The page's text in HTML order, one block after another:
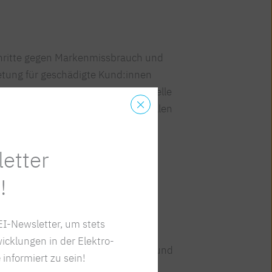
gegen Markenmissbrauch und
für geschädigte Kund:innen
Verbraucher:innen, die finanzielle
geraten, sich an folgende Stellen
Beratung, Fehlerbehebung und
können auch direkt an die
Newsletter, um stets
in der Elektro-
zu sein!